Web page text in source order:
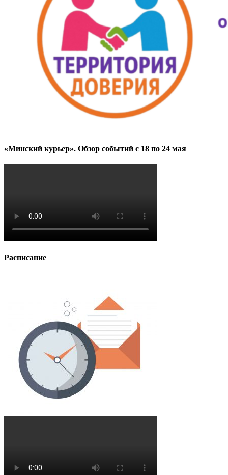
«Минский курьер». Обзор событий с 18 по 24 мая
Расписание